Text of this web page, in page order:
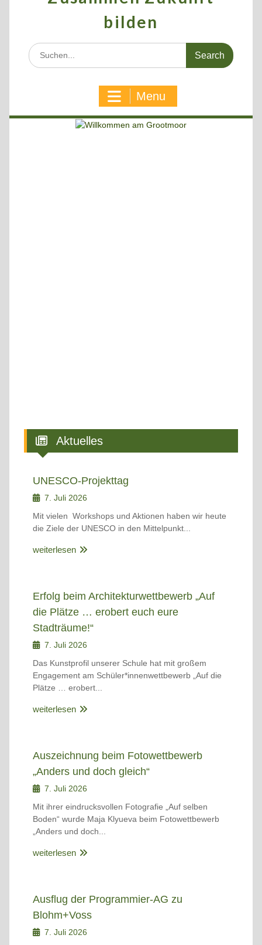
bilden
Search
for:
Menu
Aktuelles
UNESCO-Projekttag
7. Juli 2026
Mit vielen Workshops und Aktionen haben wir heute
die Ziele der UNESCO in den Mittelpunkt...
weiterlesen
Erfolg beim Architekturwettbewerb „Auf
die Plätze … erobert euch eure
Stadträume!“
7. Juli 2026
Das Kunstprofil unserer Schule hat mit großem
Engagement am Schüler*innenwettbewerb „Auf die
Plätze … erobert...
weiterlesen
Auszeichnung beim Fotowettbewerb
„Anders und doch gleich“
7. Juli 2026
Mit ihrer eindrucksvollen Fotografie „Auf selben
Boden“ wurde Maja Klyueva beim Fotowettbewerb
„Anders und doch...
weiterlesen
Ausflug der Programmier-AG zu
Blohm+Voss
7. Juli 2026